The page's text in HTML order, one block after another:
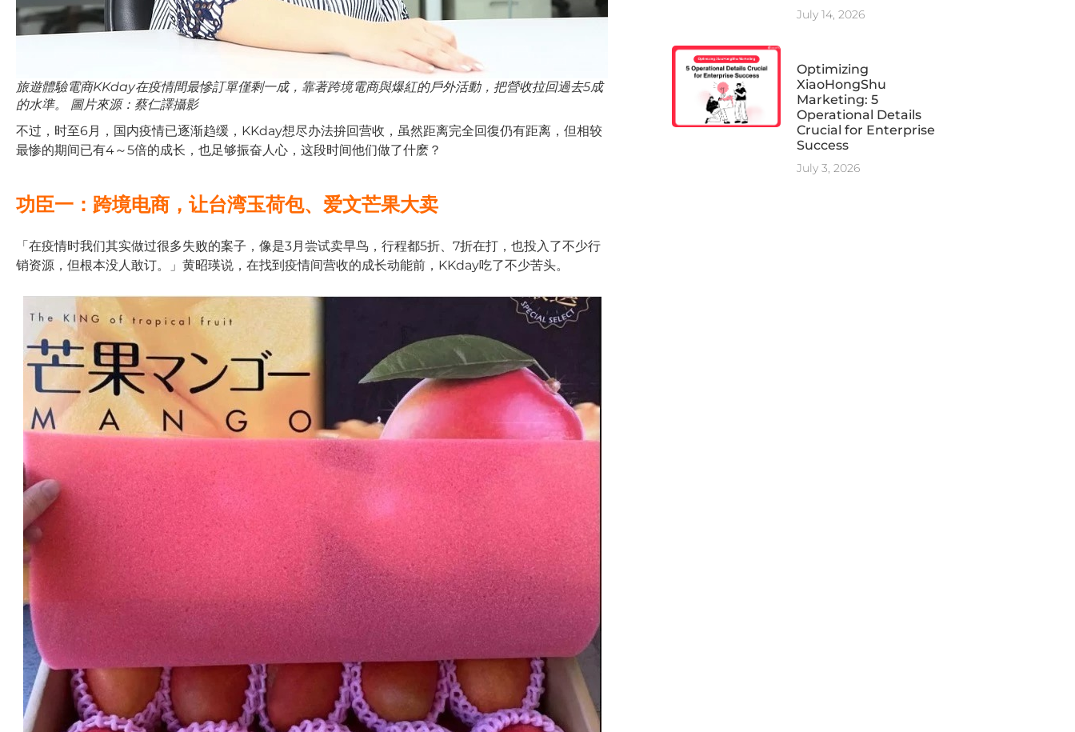
旅遊體驗電商KKday在疫情間最慘訂單僅剩一成，靠著跨境電商與爆紅的戶外活動，把營收拉回過去5成
的水準。 圖片來源：蔡仁譯攝影
不过，时至6月，国内疫情已逐渐趋缓，KKday想尽办法拚回营收，虽然距离完全回復仍有距离，但相较
最惨的期间已有4～5倍的成长，也足够振奋人心，这段时间他们做了什麽？
功臣一：跨境电商，让台湾玉荷包、爱文芒果大卖
「在疫情时我们其实做过很多失败的案子，像是3月尝试卖早鸟，行程都5折、7折在打，也投入了不少行
销资源，但根本没人敢订。」黄昭瑛说，在找到疫情间营收的成长动能前，KKday吃了不少苦头。
July 14, 2026
Optimizing
XiaoHongShu
Marketing: 5
Operational Details
Crucial for Enterprise
Success
July 3, 2026